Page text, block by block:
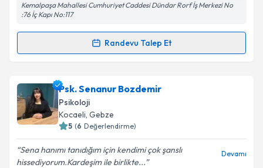
Kişisel verilerimin işlenmesine ilişkinAydınlatma
Metni
kapsamda işlenmesini kabul ediyorum.
Kemalpaşa Mahallesi Cumhuriyet Caddesi Dündar Rorf İş Merkezi No
:76 İç Kapı No:117
Randevu Talep Et
Randevu Takvimi Talebi
Psk. Nilay Ulusoy Erdemiçin randevu takvimi talebi
oluşturun. Size bu uzmandan randevu almanız için bir
takvim hazırlandığında e-posta ile bilgilendireceğiz.
Psk. Senanur Bozdemir
Psikoloji
Kocaeli, Gebze
5 (6 Değerlendirme)
Sena hanımı tanıdığım için kendimi çok şanslı
hissediyorum.Kardeşim ile birlikte...
Devamı